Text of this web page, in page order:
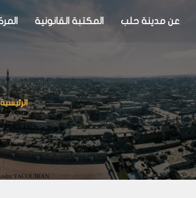
عن مدينة حلب المكتبة القانونية
الرئيسية